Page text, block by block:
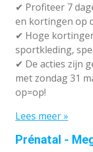
✔ Profiteer 7
en kortingen op
✔ Hoge
sportkleding,
✔ De acties zijn
met zondag 31
op=op!
Lees meer »
Prénatal -